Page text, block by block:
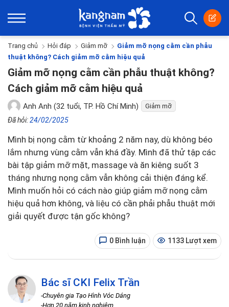
Trang chủ Hỏi đáp Giảm mỡ
Giảm mỡ nọng cằm cần phẫu
thuật không? Cách giảm mỡ cằm hiệu quả
Giảm mỡ nọng cằm cần phẫu thuật không?
Cách giảm mỡ cằm hiệu quả
Anh Anh (32 tuổi, TP. Hồ Chí Minh) Giảm mỡ
Đã hỏi:24/02/2025
Mình bị nọng cằm từ khoảng 2 năm nay, dù không béo
lắm nhưng vùng cằm vẫn khá đầy. Mình đã thử tập các
bài tập giảm mỡ mặt, massage và ăn kiêng suốt 3
tháng nhưng nọng cằm vẫn không cải thiện đáng kể.
Mình muốn hỏi có cách nào giúp giảm mỡ nọng cằm
hiệu quả hơn không, và liệu có cần phải phẫu thuật mới
giải quyết được tận gốc không?
0 Bình luận 1133 Lượt xem
Bác sĩ CKI Felix Trần
-Chuyên gia Tạo Hình Vóc Dáng
-Hơn 20 năm kinh nghiệm